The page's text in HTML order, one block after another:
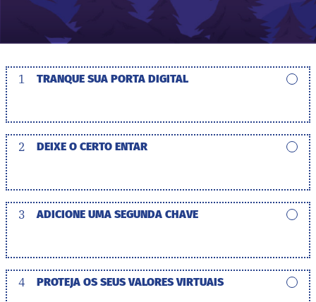
1 TRANQUE SUA PORTA DIGITAL
2 DEIXE O CERTO ENTAR
3 ADICIONE UMA SEGUNDA CHAVE
4 PROTEJA OS SEUS VALORES VIRTUAIS